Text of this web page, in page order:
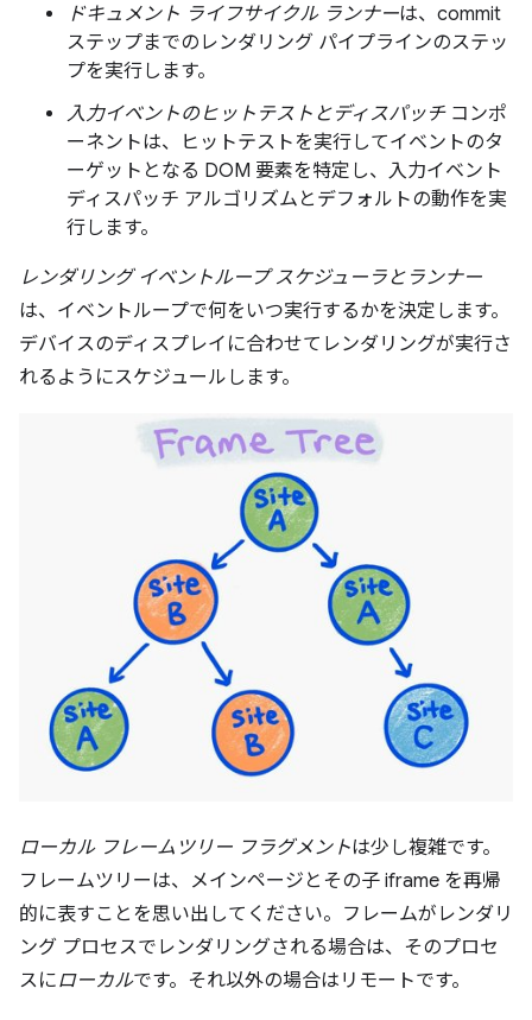
ドキュメント ライフサイクル ランナーは、commit
ステップまでのレンダリング パイプラインのステッ
プを実行します。
入力イベントのヒットテストとディスパッチコンポ
ーネントは、ヒットテストを実行してイベントのタ
ーゲットとなる DOM 要素を特定し、入力イベント
ディスパッチ アルゴリズムとデフォルトの動作を実
行します。
レンダリング イベントループ スケジューラとランナー
は、イベントループで何をいつ実行するかを決定します。
デバイスのディスプレイに合わせてレンダリングが実行さ
れるようにスケジュールします。
ローカル フレームツリー フラグメントは少し複雑です。
フレームツリーは、メインページとその子 iframe を再帰
的に表すことを思い出してください。フレームがレンダリ
ング プロセスでレンダリングされる場合は、そのプロセ
スにローカルです。それ以外の場合はリモートです。